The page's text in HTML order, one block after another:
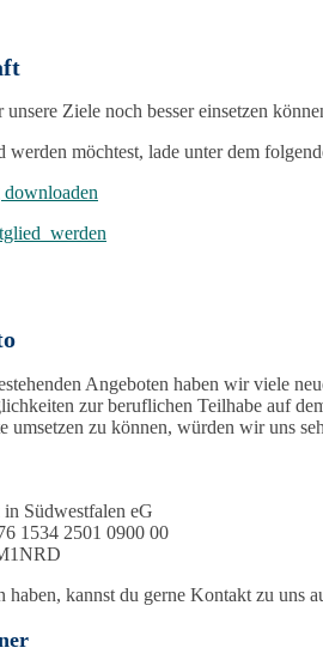
Ziele noch besser einsetzen
möchtest, lade unter dem
Angeboten haben wir viele
zur beruflichen Teilhabe auf
umsetzen zu können, würden wir uns
Südwestfalen eG
1534 2501 0900 00
haben, kannst du gerne Kontakt zu uns